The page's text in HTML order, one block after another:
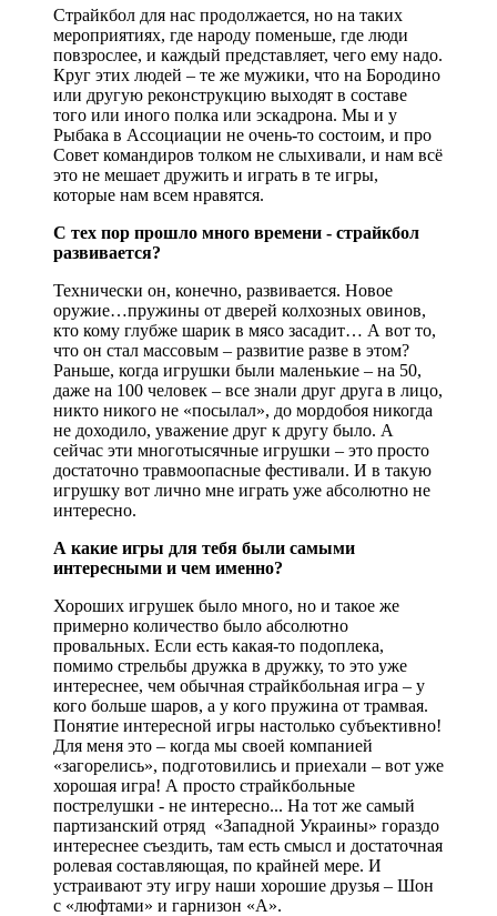
Страйкбол для нас продолжается, но на таких
мероприятиях, где народу поменьше, где люди
повзрослее, и каждый представляет, чего ему надо.
Круг этих людей – те же мужики, что на Бородино
или другую реконструкцию выходят в составе
того или иного полка или эскадрона. Мы и у
Рыбака в Ассоциации не очень-то состоим, и про
Совет командиров толком не слыхивали, и нам всё
это не мешает дружить и играть в те игры,
которые нам всем нравятся.
С тех пор прошло много времени - страйкбол
развивается?
Технически он, конечно, развивается. Новое
оружие…пружины от дверей колхозных овинов,
кто кому глубже шарик в мясо засадит… А вот то,
что он стал массовым – развитие разве в этом?
Раньше, когда игрушки были маленькие – на 50,
даже на 100 человек – все знали друг друга в лицо,
никто никого не «посылал», до мордобоя никогда
не доходило, уважение друг к другу было. А
сейчас эти многотысячные игрушки – это просто
достаточно травмоопасные фестивали. И в такую
игрушку вот лично мне играть уже абсолютно не
интересно.
А какие игры для тебя были самыми
интересными и чем именно?
Хороших игрушек было много, но и такое же
примерно количество было абсолютно
провальных. Если есть какая-то подоплека,
помимо стрельбы дружка в дружку, то это уже
интереснее, чем обычная страйкбольная игра – у
кого больше шаров, а у кого пружина от трамвая.
Понятие интересной игры настолько субъективно!
Для меня это – когда мы своей компанией
«загорелись», подготовились и приехали – вот уже
хорошая игра! А просто страйкбольные
пострелушки - не интересно... На тот же самый
партизанский отряд «Западной Украины» гораздо
интереснее съездить, там есть смысл и достаточная
ролевая составляющая, по крайней мере. И
устраивают эту игру наши хорошие друзья – Шон
с «люфтами» и гарнизон «А».